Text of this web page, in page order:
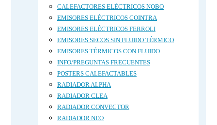
CALEFACTORES ELÉCTRICOS NOBO
EMISORES ELÉCTRICOS COINTRA
EMISORES ELÉCTRICOS FERROLI
EMISORES SECOS SIN FLUIDO TÉRMICO
EMISORES TÉRMICOS CON FLUIDO
INFO/PREGUNTAS FRECUENTES
POSTERS CALEFACTABLES
RADIADOR ALPHA
RADIADOR CLEA
RADIADOR CONVECTOR
RADIADOR NEO